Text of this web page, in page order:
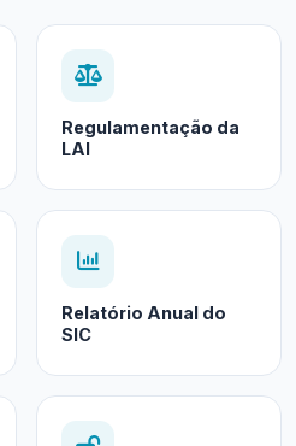
Regulamentação da
LAI
Relatório Anual do
SIC